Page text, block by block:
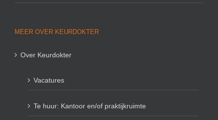
MEER OVER KEURDOKTER
Over Keurdokter
Vacatures
Te huur: Kantoor en/of praktijkruimte